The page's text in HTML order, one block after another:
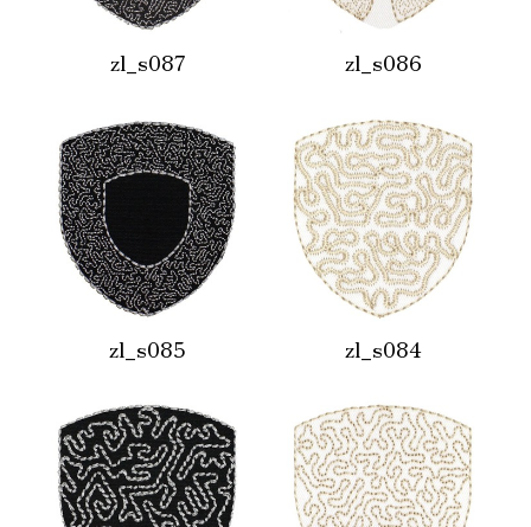
zl_s087 zl_s086
zl_s085 zl_s084